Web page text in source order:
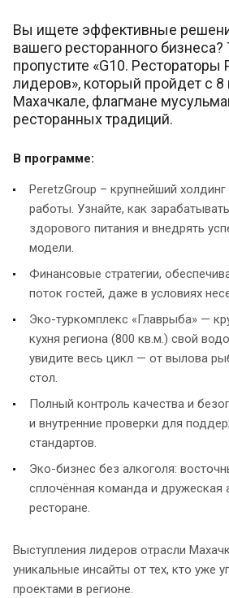
Вы ищете эффективные
вашего ресторанного бизнеса?
пропустите «G10.
лидеров», который пройдет с 8
Махачкале, флагмане
ресторанных традиций.
В программе:
PeretzGroup – крупнейший холдинг
работы. Узнайте, как
здорового питания и внедрять
модели.
Финансовые стратегии,
поток гостей, даже в условиях
Эко-туркомплекс «Главрыба» —
кухня региона (800 кв.м.) свой
увидите весь цикл — от вылова
стол.
Полный контроль качества и
и внутренние проверки для
стандартов.
Эко-бизнес без алкоголя:
сплочённая команда и дружеская
ресторане.
Выступления лидеров отрасли
уникальные инсайты от тех, кто уже
проектами в регионе.